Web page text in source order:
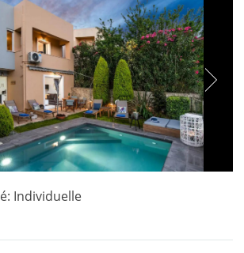
Individuelle